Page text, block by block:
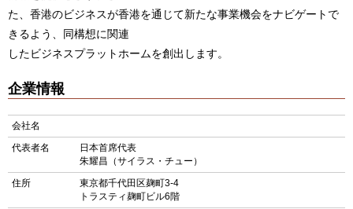
た、香港のビジネスが香港を通じて新たな事業機会をナビゲートで
きるよう、同構想に関連
したビジネスプラットホームを創出します。
企業情報
会社名
代表者名
日本首席代表
朱耀昌（サイラス・チュー）
住所
東京都千代田区麹町3-4
トラスティ麹町ビル6階